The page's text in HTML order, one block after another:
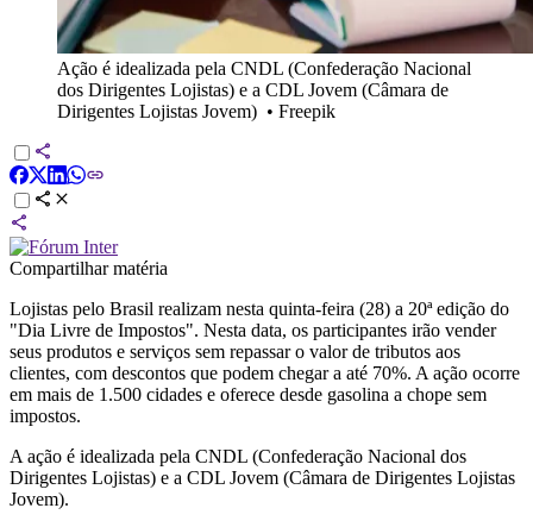
Ação é idealizada pela CNDL (Confederação Nacional
dos Dirigentes Lojistas) e a CDL Jovem (Câmara de
Dirigentes Lojistas Jovem) • Freepik
Compartilhar matéria
Lojistas pelo Brasil realizam nesta quinta-feira (28) a 20ª edição do
"Dia Livre de Impostos". Nesta data, os participantes irão vender
seus produtos e serviços sem repassar o valor de tributos aos
clientes, com descontos que podem chegar a até 70%. A ação ocorre
em mais de 1.500 cidades e oferece desde gasolina a chope sem
impostos.
A ação é idealizada pela CNDL (Confederação Nacional dos
Dirigentes Lojistas) e a CDL Jovem (Câmara de Dirigentes Lojistas
Jovem).